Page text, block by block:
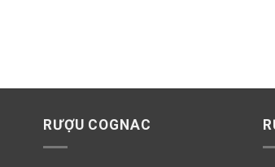
RƯỢU COGNAC